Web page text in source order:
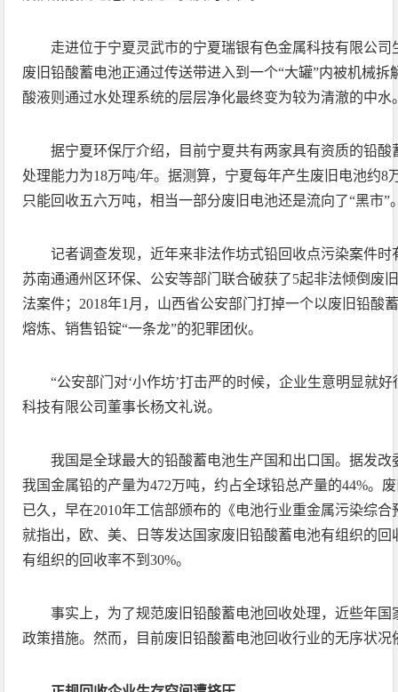
走进位于宁夏灵武市的宁夏瑞银有色金属科技有限公
废旧铅酸蓄电池正通过传送带进入到一个“大罐”内被机械
酸液则通过水处理系统的层层净化最终变为较为清澈的中水
据宁夏环保厅介绍，目前宁夏共有两家具有资质的铅
处理能力为18万吨/年。据测算，宁夏每年产生废旧电池约8
只能回收五六万吨，相当一部分废旧电池还是流向了“黑市”
记者调查发现，近年来非法作坊式铅回收点污染案件时
苏南通通州区环保、公安等部门联合破获了5起非法倾倒废
法案件；2018年1月，山西省公安部门打掉一个以废旧铅酸
熔炼、销售铅锭“一条龙”的犯罪团伙。
“公安部门对‘小作坊’打击严的时候，企业生意明显就
科技有限公司董事长杨文礼说。
我国是全球最大的铅酸蓄电池生产国和出口国。据发改
我国金属铅的产量为472万吨，约占全球铅总产量的44%。
已久，早在2010年工信部颁布的《电池行业重金属污染综
就指出，欧、美、日等发达国家废旧铅酸蓄电池有组织的回
有组织的回收率不到30%。
事实上，为了规范废旧铅酸蓄电池回收处理，近些年
政策措施。然而，目前废旧铅酸蓄电池回收行业的无序状况